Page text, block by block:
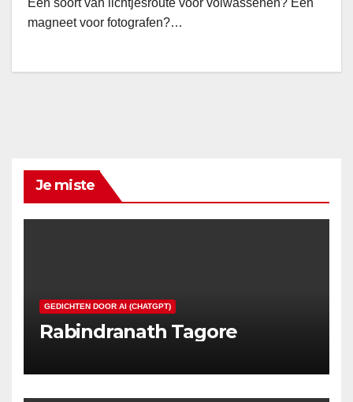
Een soort van lichtjesroute voor volwassenen? Een
magneet voor fotografen?…
Je miste
GEDICHTEN DOOR AI (CHATGPT)
Rabindranath Tagore